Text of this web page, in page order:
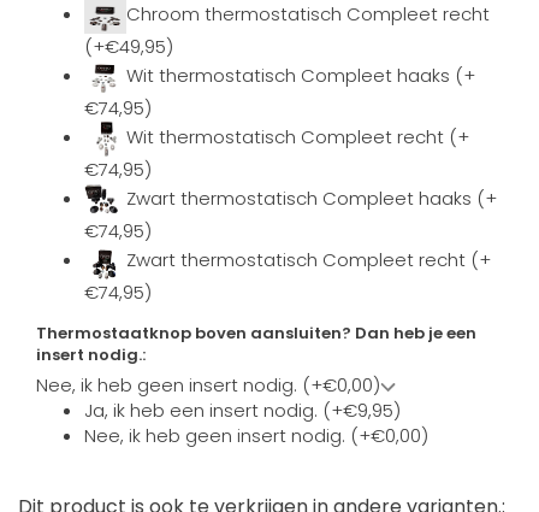
Chroom thermostatisch Compleet recht
(+€49,95)
Wit thermostatisch Compleet haaks (+
€74,95)
Wit thermostatisch Compleet recht (+
€74,95)
Zwart thermostatisch Compleet haaks (+
€74,95)
Zwart thermostatisch Compleet recht (+
€74,95)
Thermostaatknop boven aansluiten? Dan heb je een
insert nodig.:
Nee, ik heb geen insert nodig. (+€0,00)
Ja, ik heb een insert nodig. (+€9,95)
Nee, ik heb geen insert nodig. (+€0,00)